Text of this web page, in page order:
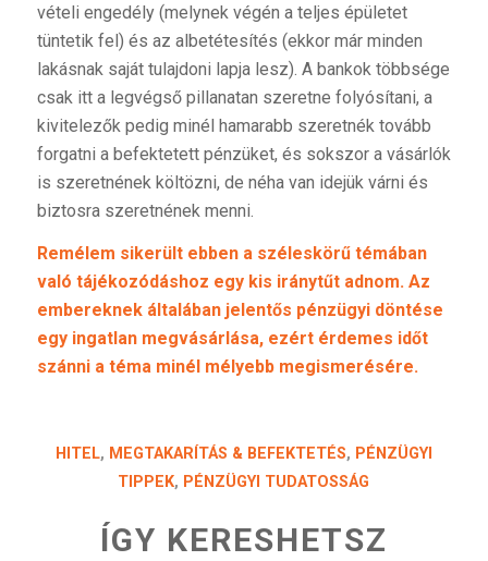
vételi engedély (melynek végén a teljes épületet
tüntetik fel) és az albetétesítés (ekkor már minden
lakásnak saját tulajdoni lapja lesz). A bankok többsége
csak itt a legvégső pillanatan szeretne folyósítani, a
kivitelezők pedig minél hamarabb szeretnék tovább
forgatni a befektetett pénzüket, és sokszor a vásárlók
is szeretnének költözni, de néha van idejük várni és
biztosra szeretnének menni.
Remélem sikerült ebben a széleskörű témában
való tájékozódáshoz egy kis iránytűt adnom. Az
embereknek általában jelentős pénzügyi döntése
egy ingatlan megvásárlása, ezért érdemes időt
szánni a téma minél mélyebb megismerésére.
HITEL, MEGTAKARÍTÁS & BEFEKTETÉS, PÉNZÜGYI
TIPPEK, PÉNZÜGYI TUDATOSSÁG
ÍGY KERESHETSZ